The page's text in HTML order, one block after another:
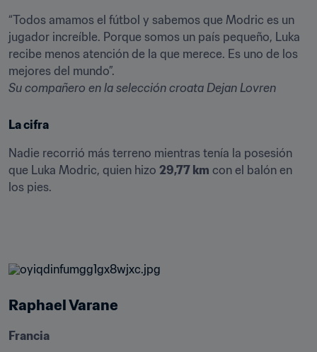
“Todos amamos el fútbol y sabemos que Modric es un
jugador increíble. Porque somos un país pequeño, Luka
recibe menos atención de la que merece. Es uno de los
Su compañero en la selección croata Dejan Lovren
La cifra
Nadie recorrió más terreno mientras tenía la posesión
que Luka Modric, quien hizo 29,77 km con el balón en
los pies.
Raphael Varane
Francia